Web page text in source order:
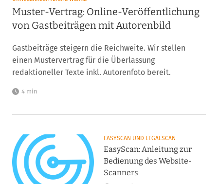
Muster-Vertrag: Online-Veröffentlichung
von Gastbeiträgen mit Autorenbild
Gastbeiträge steigern die Reichweite. Wir stellen
einen Mustervertrag für die Überlassung
redaktioneller Texte inkl. Autorenfoto bereit.
4 min
EASYSCAN UND LEGALSCAN
EasyScan: Anleitung zur
Bedienung des Website-
Scanners